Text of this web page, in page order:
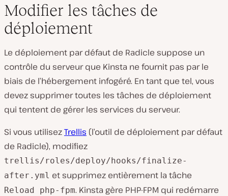
Modifier les tâches de
déploiement
Le déploiement par défaut de Radicle suppose un
contrôle du serveur que Kinsta ne fournit pas par le
biais de l’hébergement infogéré. En tant que tel, vous
devez supprimer toutes les tâches de déploiement
qui tentent de gérer les services du serveur.
Si vous utilisezTrellis (l’outil de déploiement par défaut
de Radicle), modifiez
trellis/roles/deploy/hooks/finalize-
after.yml et supprimez entièrement la tâche
Reload php-fpm. Kinsta gère PHP-FPM qui redémarre